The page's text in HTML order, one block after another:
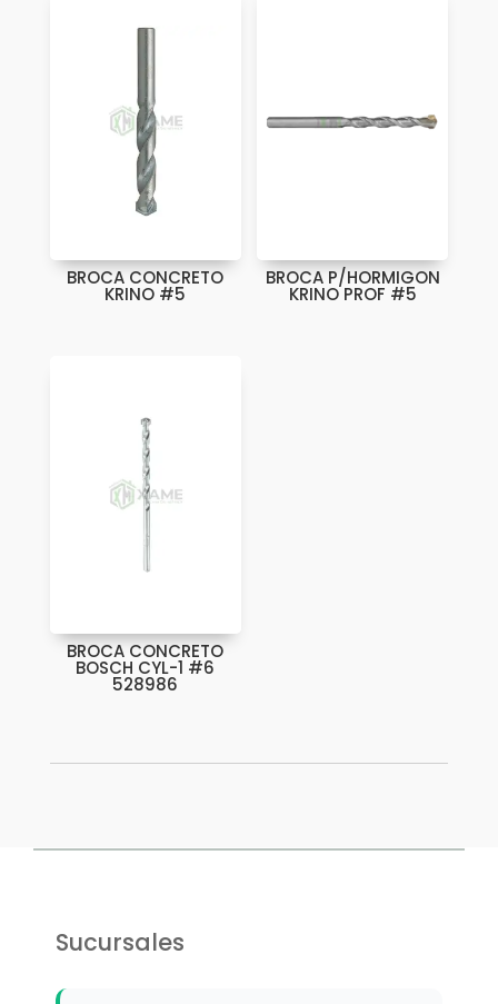
BROCA CONCRETO
KRINO #5
BROCA P/HORMIGON
KRINO PROF #5
BROCA CONCRETO
BOSCH CYL-1 #6
528986
Sucursales